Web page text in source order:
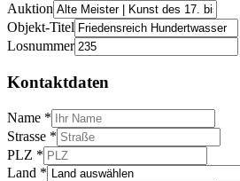
Auktion
Objekt-Titel
Losnummer
Kontaktdaten
Name *
Strasse *
PLZ *
Land *